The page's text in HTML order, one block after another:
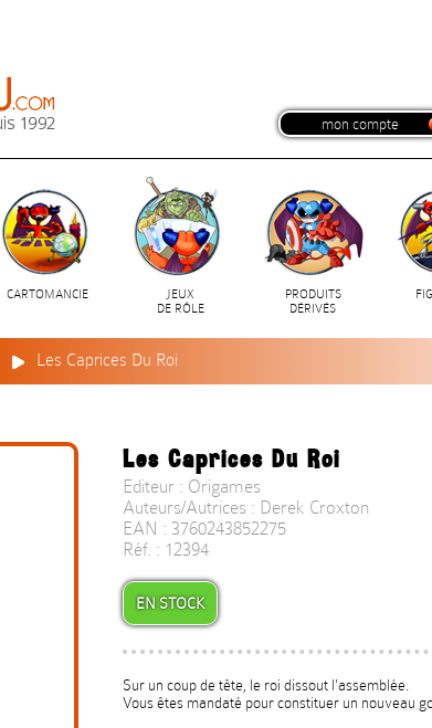
mon compte
CARTOMANCIE
JEUX
DE RÔLE
PRODUITS
DÉRIVÉS
Les Caprices Du Roi
Les Caprices Du Roi
Editeur : Origames
Auteurs/Autrices : Derek Croxton
EAN : 3760243852275
Réf. : 12394
EN STOCK
Sur un coup de tête, le roi dissout l'assemblée.
Vous êtes mandaté pour constituer un nouveau